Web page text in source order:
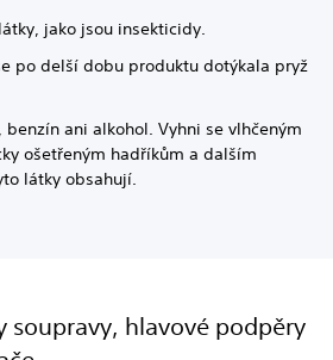
jako jsou insekticidy.
po delší dobu produktu dotýkala pryž
ani alkohol. Vyhni se vlhčeným
ošetřeným hadříkům a dalším
látky obsahují.
soupravy, hlavové podpěry